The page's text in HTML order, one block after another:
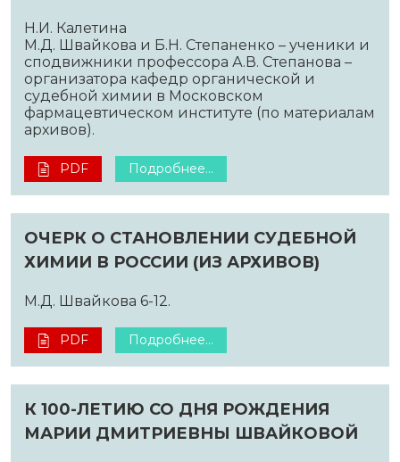
Н.И. Калетина
М.Д. Швайкова и Б.Н. Степаненко – ученики и
сподвижники профессора А.В. Степанова –
организатора кафедр органической и
судебной химии в Московском
фармацевтическом институте (по материалам
архивов).
PDF Подробнее...
ОЧЕРК О СТАНОВЛЕНИИ СУДЕБНОЙ
ХИМИИ В РОССИИ (ИЗ АРХИВОВ)
М.Д. Швайкова 6-12.
PDF Подробнее...
К 100-ЛЕТИЮ СО ДНЯ РОЖДЕНИЯ
МАРИИ ДМИТРИЕВНЫ ШВАЙКОВОЙ